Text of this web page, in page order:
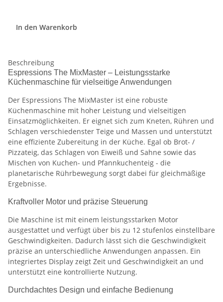
In den Warenkorb
Beschreibung
Espressions The MixMaster – Leistungsstarke
Küchenmaschine für vielseitige Anwendungen
Der Espressions The MixMaster ist eine robuste
Küchenmaschine mit hoher Leistung und vielseitigen
Einsatzmöglichkeiten. Er eignet sich zum Kneten, Rühren und
Schlagen verschiedenster Teige und Massen und unterstützt
eine effiziente Zubereitung in der Küche. Egal ob Brot- /
Pizzateig, das Schlagen von Eiweiß und Sahne sowie das
Mischen von Kuchen- und Pfannkuchenteig - die
planetarische Rührbewegung sorgt dabei für gleichmäßige
Ergebnisse.
Kraftvoller Motor und präzise Steuerung
Die Maschine ist mit einem leistungsstarken Motor
ausgestattet und verfügt über bis zu 12 stufenlos einstellbare
Geschwindigkeiten. Dadurch lässt sich die Geschwindigkeit
präzise an unterschiedliche Anwendungen anpassen. Ein
integriertes Display zeigt Zeit und Geschwindigkeit an und
unterstützt eine kontrollierte Nutzung.
Durchdachtes Design und einfache Bedienung